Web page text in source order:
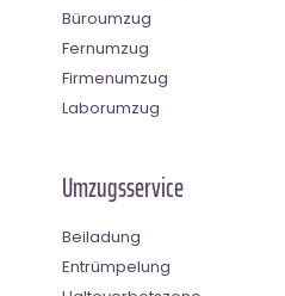
Büroumzug
Fernumzug
Firmenumzug
Laborumzug
Umzugsservice
Beiladung
Entrümpelung